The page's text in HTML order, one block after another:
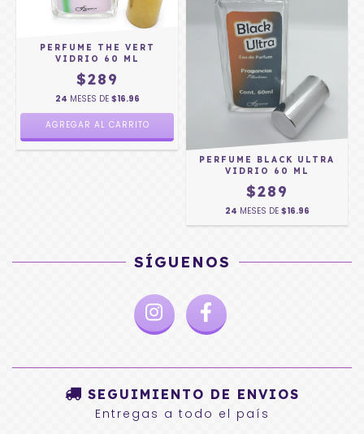
PERFUME THE VERT
VIDRIO 60 ML
$289
24 MESES DE $16.96
AGREGAR AL CARRITO
PERFUME BLACK ULTRA
VIDRIO 60 ML
$289
24 MESES DE $16.96
SÍGUENOS
SEGUIMIENTO DE ENVIOS
Entregas a todo el país